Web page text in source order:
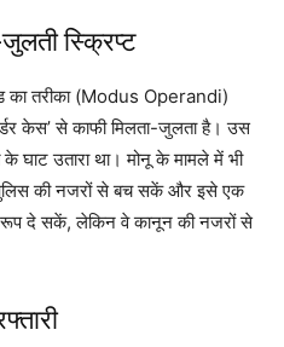
स्क्रिप्ट
का तरीका (Modus Operandi)
केस’ से काफी मिलता-जुलता है। उस
घाट उतारा था। मोनू के मामले में भी
पुलिस की नजरों से बच सकें और इसे एक
रूप दे सकें, लेकिन वे कानून की नजरों से